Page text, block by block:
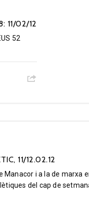
11/02/12
52
11/12.02.12
i a la de marxa
del cap de